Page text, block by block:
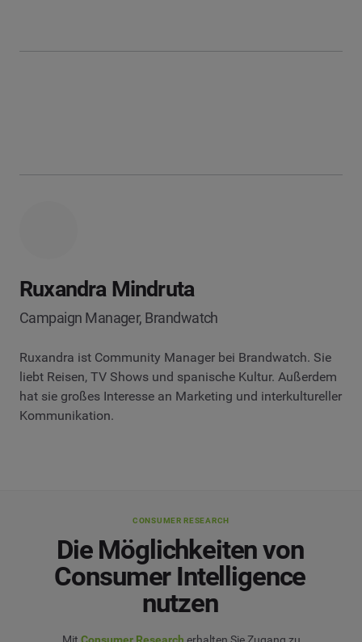
Ruxandra Mindruta
Campaign Manager, Brandwatch
Ruxandra ist Community Manager bei Brandwatch. Sie
liebt Reisen, TV Shows und spanische Kultur. Außerdem
hat sie großes Interesse an Marketing und interkultureller
Kommunikation.
CONSUMER RESEARCH
Die Möglichkeiten von
Consumer Intelligence
nutzen